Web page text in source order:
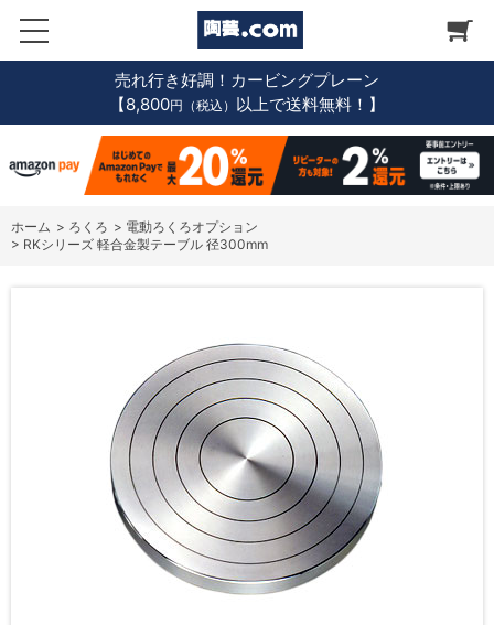
売れ行き好調！カービングプレーン
【8,800円（税込） 以上で送料無料！】
ホーム > ろくろ > 電動ろくろオプション
> RKシリーズ 軽合金製テーブル 径300mm